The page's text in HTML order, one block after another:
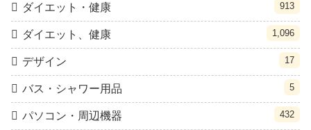
ダイエット・健康 913
ダイエット、健康 1,096
デザイン 17
バス・シャワー用品 5
パソコン・周辺機器 432